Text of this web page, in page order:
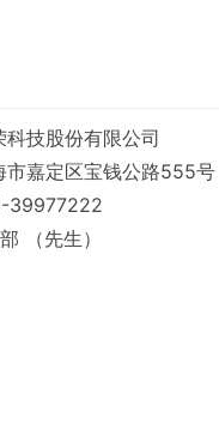
技股份有限公司
市嘉定区宝钱公路555号
39977222
（先生）